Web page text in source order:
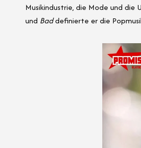
Musikindustrie, die Mode und
und Baddefinierte er die